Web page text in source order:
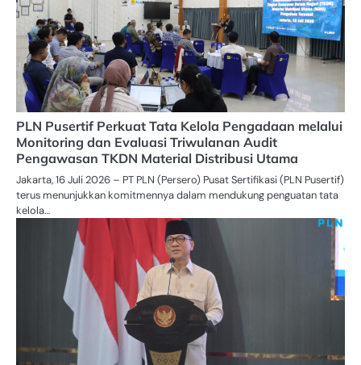
PLN Pusertif Perkuat Tata Kelola Pengadaan melalui
Monitoring dan Evaluasi Triwulanan Audit
Pengawasan TKDN Material Distribusi Utama
Jakarta, 16 Juli 2026 – PT PLN (Persero) Pusat Sertifikasi (PLN Pusertif)
terus menunjukkan komitmennya dalam mendukung penguatan tata
kelola…